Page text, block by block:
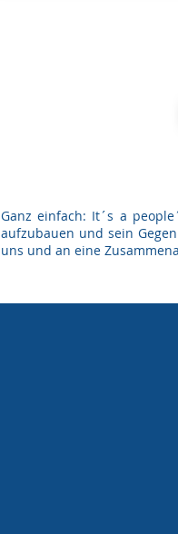
Ganz einfach: It´s a
aufzubauen und sein
uns und an eine